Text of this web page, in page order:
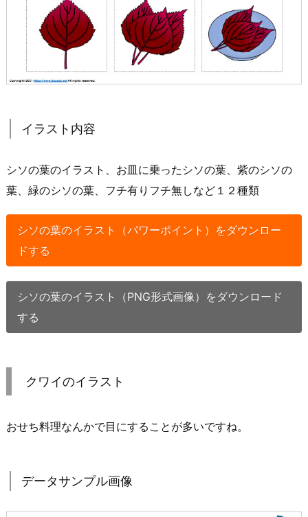
イラスト内容
シソの葉のイラスト、お皿に乗ったシソの葉、紫のシソの
葉、緑のシソの葉、フチ有りフチ無しなど１２種類
シソの葉のイラスト（パワーポイント）をダウンロー
ドする
シソの葉のイラスト（PNG形式画像）をダウンロード
する
クワイのイラスト
おせち料理なんかで目にすることが多いですね。
データサンプル画像